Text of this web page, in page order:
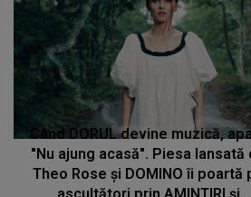
Când DORUL devine muzică,
"Nu ajung acasă". Piesa lansată
Theo Rose și DOMINO îi poartă